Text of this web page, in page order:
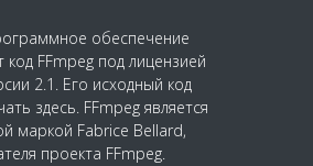
обеспечение
код FFmpeg под лицензией
2.1. Его исходный код
здесь. FFmpeg является
маркой Fabrice Bellard,
проекта FFmpeg.